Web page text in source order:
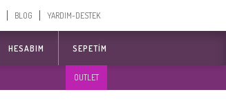
BLOG YARDIM-DESTEK
HESABIM SEPETIM
OUTLET